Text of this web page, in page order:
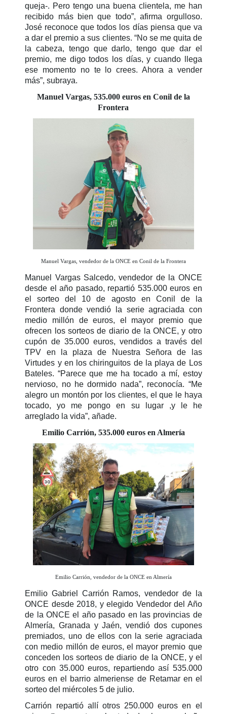
queja-. Pero tengo una buena clientela, me han
recibido más bien que todo”, afirma orgulloso.
José reconoce que todos los días piensa que va
a dar el premio a sus clientes. “No se me quita de
la cabeza, tengo que darlo, tengo que dar el
premio, me digo todos los días, y cuando llega
ese momento no te lo crees. Ahora a vender
más”, subraya.
Manuel Vargas, 535.000 euros en Conil de la
Frontera
Manuel Vargas, vendedor de la ONCE en Conil de la Frontera
Manuel Vargas Salcedo, vendedor de la ONCE
desde el año pasado, repartió 535.000 euros en
el sorteo del 10 de agosto en Conil de la
Frontera donde vendió la serie agraciada con
medio millón de euros, el mayor premio que
ofrecen los sorteos de diario de la ONCE, y otro
cupón de 35.000 euros, vendidos a través del
TPV en la plaza de Nuestra Señora de las
Virtudes y en los chiringuitos de la playa de Los
Bateles. “Parece que me ha tocado a mí, estoy
nervioso, no he dormido nada”, reconocía. “Me
alegro un montón por los clientes, el que le haya
tocado, yo me pongo en su lugar ,y le he
arreglado la vida”, añade.
Emilio Carrión, 535.000 euros en Almería
Emilio Carrión, vendedor de la ONCE en Almería
Emilio Gabriel Carrión Ramos, vendedor de la
ONCE desde 2018, y elegido Vendedor del Año
de la ONCE el año pasado en las provincias de
Almería, Granada y Jaén, vendió dos cupones
premiados, uno de ellos con la serie agraciada
con medio millón de euros, el mayor premio que
conceden los sorteos de diario de la ONCE, y el
otro con 35.000 euros, repartiendo así 535.000
euros en el barrio almeriense de Retamar en el
sorteo del miércoles 5 de julio.
Carrión repartió allí otros 250.000 euros en el